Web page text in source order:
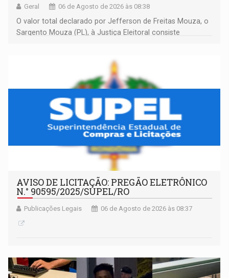
Geral 06 de Agosto de 2026 às 08:38
O valor total declarado por Jefferson de Freitas Mouza, o
Sargento Mouza (PL), à Justiça Eleitoral consiste
AVISO DE LICITAÇÃO: PREGÃO ELETRÔNICO
N.° 90595/2025/SUPEL/RO
Publicações Legais 06 de Agosto de 2026 às 08:37